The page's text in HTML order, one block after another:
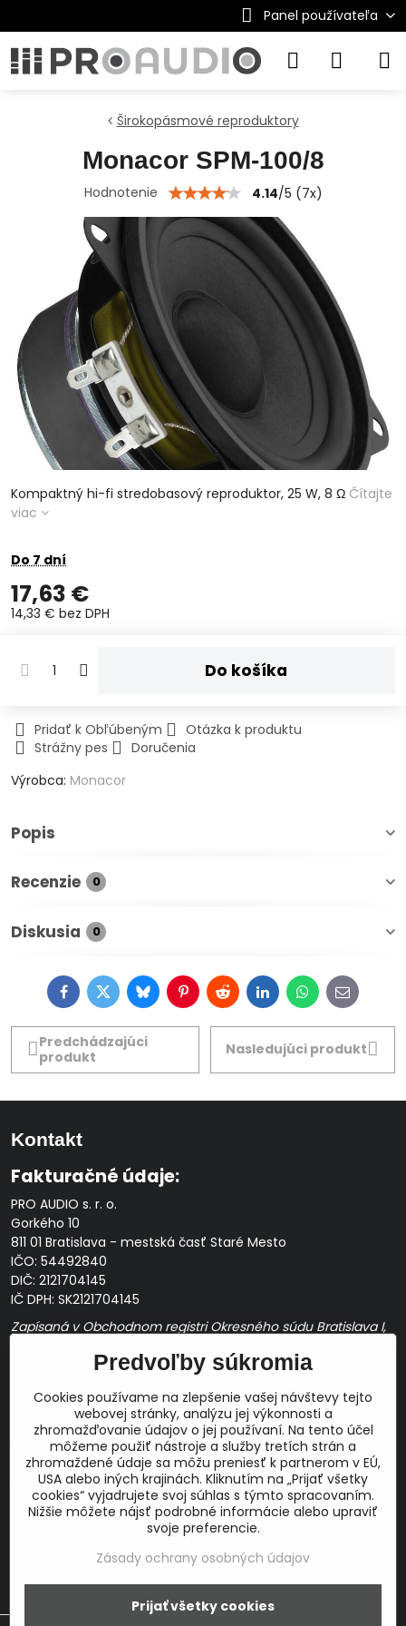
Panel používateľa
Širokopásmové reproduktory
Monacor SPM-100/8
Hodnotenie 4.14/5 (7x)
Kompaktný hi-fi stredobasový reproduktor, 25 W, 8 Ω Čítajte
viac
Do 7 dní
17,63 €
14,33 € bez DPH
Do košíka
Pridať k Obľúbeným
Otázka k produktu
Strážny pes
Doručenia
Výrobca: Monacor
Popis
Recenzie 0
Diskusia 0
FacebookTwitterBlueskyPinterestRedditLinkedInWhatsApp
E-
mail
Predchádzajúci
produkt
Nasledujúci produkt
Kontakt
Fakturačné údaje:
PRO AUDIO s. r. o.
Gorkého 10
811 01 Bratislava - mestská časť Staré Mesto
IČO: 54492840
DIČ: 2121704145
IČ DPH: SK2121704145
Zapísaná v Obchodnom registri Okresného súdu Bratislava I,
Prevádzková doba: pracovné dni10:00 - 14:00
E-mail:
obchod@proaudio.sk
Bankové spojenie:
Slovenská sporiteľňa, a.s.
IBAN: SK48 0900 0000 0051 9050 9782
SWIFT: GIBASKBX
©2026Copyright
Predvoľby súkromia
Cookies používame na zlepšenie vašej návštevy tejto
webovej stránky, analýzu jej výkonnosti a
zhromažďovanie údajov o jej používaní. Na tento účel
môžeme použiť nástroje a služby tretích strán a
zhromaždené údaje sa môžu preniesť k partnerom v EÚ,
USA alebo iných krajinách. Kliknutím na „Prijať všetky
cookies“ vyjadrujete svoj súhlas s týmto spracovaním.
Nižšie môžete nájsť podrobné informácie alebo upraviť
svoje preferencie.
Zásady ochrany osobných údajov
Prijať všetky cookies